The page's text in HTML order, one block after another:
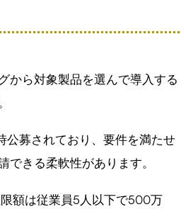
から対象製品を選んで導入する
公募されており、要件を満たせ
できる柔軟性があります。
額は従業員5人以下で500万